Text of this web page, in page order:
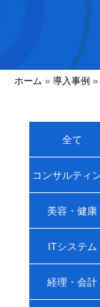
ホーム » 導入事例 »
全て
コンサルティ
美容・健康
ITシステム
経理・会計